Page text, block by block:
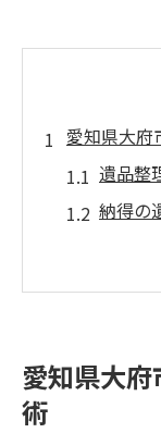
愛知県大府
遺品整
納得の
不用
するに
愛知県大
術